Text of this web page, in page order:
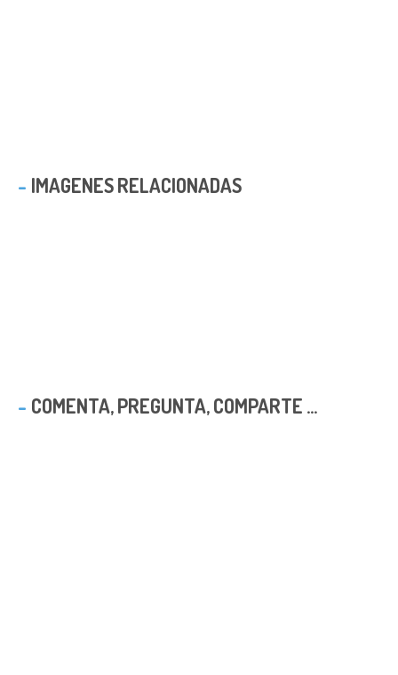
IMAGENES RELACIONADAS
COMENTA, PREGUNTA, COMPARTE ...